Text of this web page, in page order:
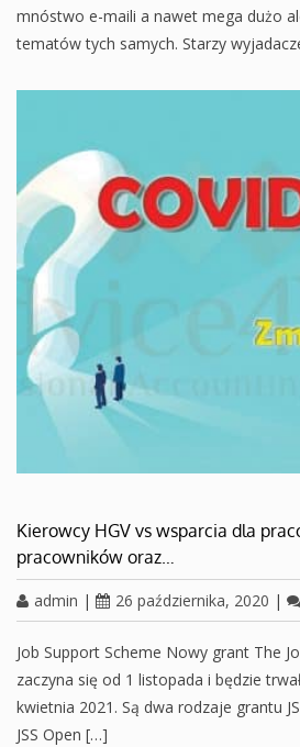
mnóstwo e-maili a nawet mega dużo
tematów tych samych. Starzy
Kierowcy HGV vs wsparcia dla
pracowników oraz…
admin | 26 października, 2020 |
Job Support Scheme Nowy grant The
zaczyna się od 1 listopada i będzie
kwietnia 2021. Są dwa rodzaje grantu
JSS Open […]